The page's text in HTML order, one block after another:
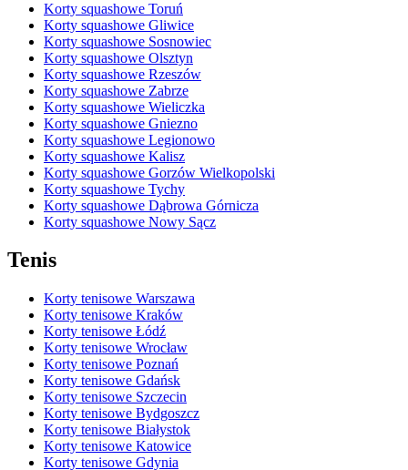
Korty squashowe Toruń
Korty squashowe Gliwice
Korty squashowe Sosnowiec
Korty squashowe Olsztyn
Korty squashowe Rzeszów
Korty squashowe Zabrze
Korty squashowe Wieliczka
Korty squashowe Gniezno
Korty squashowe Legionowo
Korty squashowe Kalisz
Korty squashowe Gorzów Wielkopolski
Korty squashowe Tychy
Korty squashowe Dąbrowa Górnicza
Korty squashowe Nowy Sącz
Tenis
Korty tenisowe Warszawa
Korty tenisowe Kraków
Korty tenisowe Łódź
Korty tenisowe Wrocław
Korty tenisowe Poznań
Korty tenisowe Gdańsk
Korty tenisowe Szczecin
Korty tenisowe Bydgoszcz
Korty tenisowe Białystok
Korty tenisowe Katowice
Korty tenisowe Gdynia